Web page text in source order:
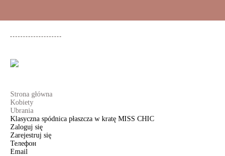
Strona główna
Kobiety
Ubrania
Klasyczna spódnica płaszcza w kratę MISS CHIC
Zaloguj się
Zarejestruj się
Телефон
Email